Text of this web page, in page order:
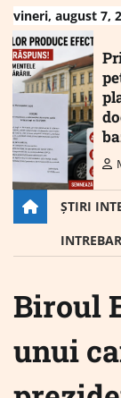
Skip
content
vineri, august 7,
ȘTIRI
Biroul
unui